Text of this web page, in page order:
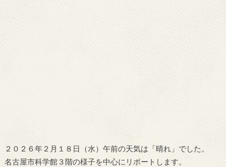
２０２６年２月１８日（水）午前の天気は「晴れ」でした。
名古屋市科学館３階の様子を中心にリポートします。